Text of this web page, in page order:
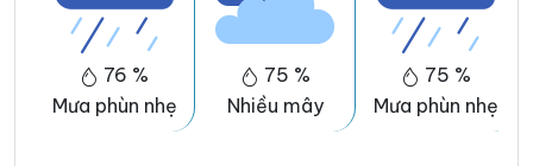
76 %
Mưa phùn nhẹ
75 %
Nhiều mây
75 %
Mưa phùn nhẹ